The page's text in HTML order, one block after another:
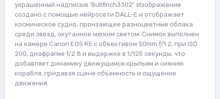
украшенный надписью 'Bullfinch3302'. Изображение
создано с помощью нейросети DALL-E и отображает
космическое судно, пронзающее разноцветные облака
среди звезд, окутанное мягким светом. Снимок выполнен
на камере Canon EOS R5 с объективом 50mm f/1.2, при ISO
200, диафрагме f/2.8 и выдержке в 1/125 секунды, что
добавляет динамику движущимся крыльям и сиянию
корабля, придавая сцене объемность и ощущение
движения.